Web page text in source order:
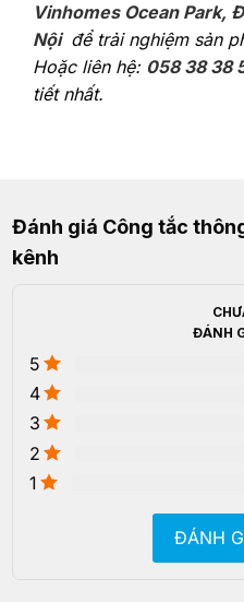
Vinhomes Ocean Park,
Nội để trải nghiệm sản
Hoặc liên hệ: 058 38 38
tiết nhất.
Đánh giá Công tắc
kênh
ĐÁNH
5
4
3
2
1
ĐÁNH